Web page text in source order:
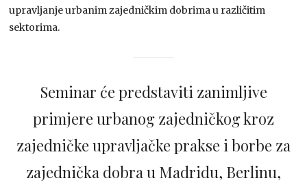
upravljanje urbanim zajedničkim dobrima u različitim
sektorima.
Seminar će predstaviti zanimljive
primjere urbanog zajedničkog kroz
zajedničke upravljačke prakse i borbe za
zajednička dobra u Madridu, Berlinu,